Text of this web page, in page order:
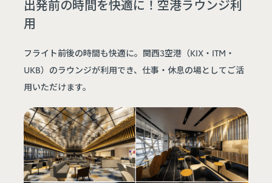
出発前の時間を快適に！空港ラウンジ利
用
フライト前後の時間も快適に。関西3空港（KIX・ITM・
UKB）のラウンジが利用でき、仕事・休息の場としてご活
用いただけます。